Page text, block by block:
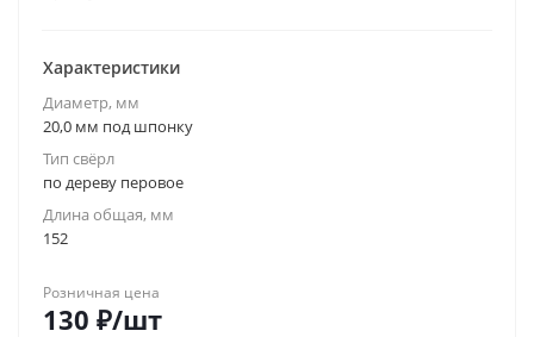
Характеристики
Диаметр, мм
20,0 мм под шпонку
Тип свёрл
по дереву перовое
Длина общая, мм
152
Розничная цена
130 ₽/шт